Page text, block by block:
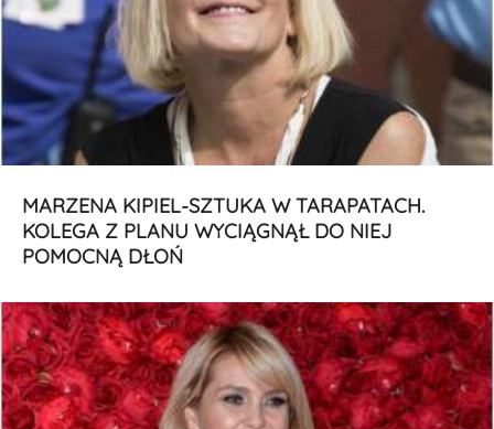
MARZENA KIPIEL-SZTUKA W TARAPATACH.
KOLEGA Z PLANU WYCIĄGNĄŁ DO NIEJ
POMOCNĄ DŁOŃ